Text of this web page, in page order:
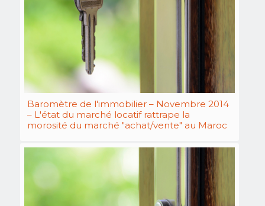
Baromètre de l'immobilier – Novembre 2014
– L'état du marché locatif rattrape la
morosité du marché "achat/vente" au Maroc